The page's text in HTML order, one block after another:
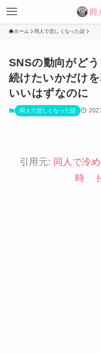
ホーム 同人で悲しくなった話
SNSの動向がど
続けたいかだけ
いいはずなのに
同人で悲しくなった話
引用元: 同人で冷
時 ト